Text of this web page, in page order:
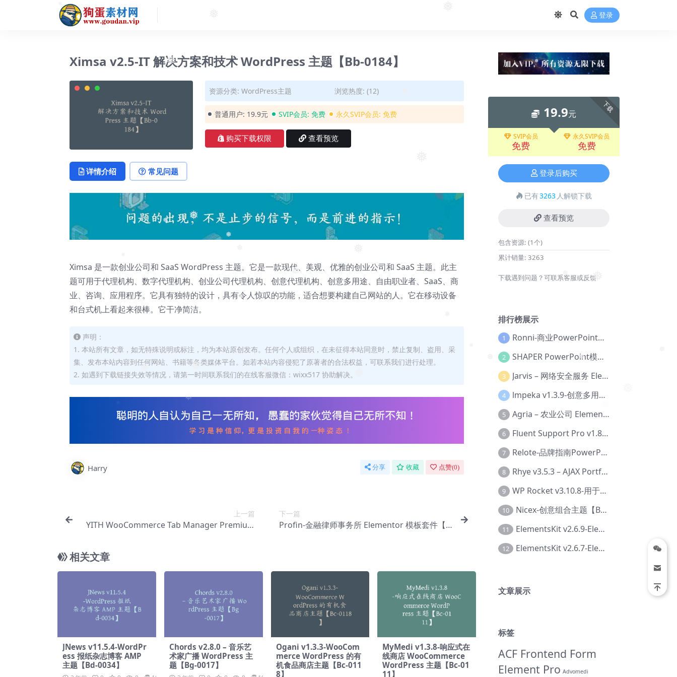
❅
❅ ❅
❅
❅
❅
❅
❅
❅
❅
❅
❅
❅
❅
❅ 登录
Ximsa v2.5-IT 解决方案和技术 WordPress 主题【Bb-0184】
资源分类: WordPress主题 浏览热度: (12)
普通用户: 19.9元 SVIP会员: 免费 永久SVIP会员: 免费
购买下载权限 查看预览
详情介绍 常见问题
Ximsa 是一款创业公司和 SaaS WordPress 主题。它是一款现代、美观、优雅的创业公司和 SaaS 主题。此主
题可用于代理机构、数字代理机构、创业公司代理机构、创意代理机构、创意多用途、自由职业者、SaaS、商
业、咨询、应用程序。它具有独特的设计，具有令人惊叹的功能，适合想要构建自己网站的人。它在移动设备
和台式机上看起来很棒。它干净简洁。
声明：
1. 本站所有文章，如无特殊说明或标注，均为本站原创发布。任何个人或组织，在未征得本站同意时，禁止复制、盗用、采
集、发布本站内容到任何网站、书籍等各类媒体平台。如若本站内容侵犯了原著者的合法权益，可联系我们进行处理。
2. 如遇到下载链接失效等情况，请第一时间联系我们的在线客服微信：wixx517 协助解决。
Harry 分享 收藏 点赞(0)
上一篇
YITH WooCommerce Tab Manager Premium
下一篇
Profin-金融律师事务所 Elementor 模板套件【A
相关文章
JNews v11.5.4-WordPr
ess 报纸杂志博客 AMP
主题【Bd-0034】
Chords v2.8.0 – 音乐艺
术家广播 WordPress 主
题【Bg-0017】
Ogani v1.3.3-WooCom
merce WordPress 的有
机食品商店主题【Bc-011
8】
MyMedi v1.3.8-响应式在
线商店 WooCommerce
WordPress 主题【Bc-01
11】
下载
19.9元
SVIP会员
免费
永久SVIP会员
免费
登录后购买
已有3263 人解锁下载
查看预览
包含资源: (1个)
累计销量: 3263
下载遇到问题？可联系客服或反馈
排行榜展示
1 Ronni-商业PowerPoint模板【Dc-0077】
2 SHAPER PowerPoint模板【Dc-0184】
3 Jarvis – 网络安全服务 Elementor 模板套件【Aa-0035】
4 lmpeka v1.3.9-创意多用途 WordPress 主题【Be-0064】
5 Agria – 农业公司 Elementor Pro 模板套件【Aa-0003】
6 Fluent Support Pro v1.8.1 – WordPress 支持票务系统【Cc-0041】
7 Relote-品牌指南PowerPoint模板【Dc-0076】
8 Rhye v3.5.3 – AJAX Portfolio WordPress 主题【Bi-0049】
9 WP Rocket v3.10.8-用于wordpress速度优化的缓存加速插件【Cd-0019】
10 Nicex-创意组合主题【Be-0092】
11 ElementsKit v2.6.9-Elementor插件【Ab-0161】
12 ElementsKit v2.6.7-Elementor插件【Ab-0162】
文章展示
标签
ACF Frontend Form
Element Pro Advomedi